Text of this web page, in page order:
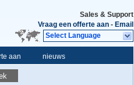
Sales & Support
Vraag een offerte aan - Email
Select Language
aan nieuws